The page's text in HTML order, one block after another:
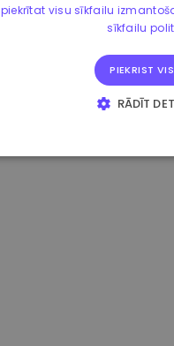
piekrītat visu sīkfailu
sīkfailu
PIEKRIST
RĀDĪT